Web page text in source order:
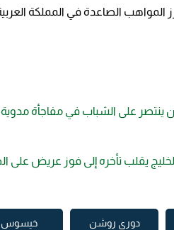
المواهب الصاعدة في المملكة
على الشباب في مفاجأة مدوية
الخليج يقلب تأخره إلى فوز عريض على
دوري روشن خيسوس